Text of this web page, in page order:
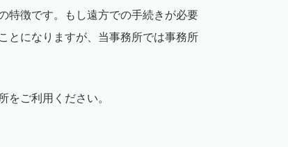
特徴です。もし遠方での手続きが必要
とになりますが、当事務所では事務所
をご利用ください。